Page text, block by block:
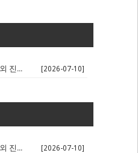
🌍 경기 AI 스타트업 해외 진출 판... [2026-07-10]
🌍 경기 AI 스타트업 해외 진출 판... [2026-07-10]